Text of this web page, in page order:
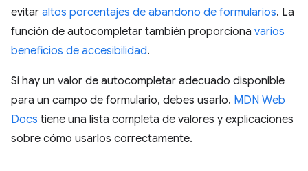
evitar altos porcentajes de abandono de formularios. La
función de autocompletar también proporciona varios
beneficios de accesibilidad.
Si hay un valor de autocompletar adecuado disponible
para un campo de formulario, debes usarlo. MDN Web
Docs tiene una lista completa de valores y explicaciones
sobre cómo usarlos correctamente.